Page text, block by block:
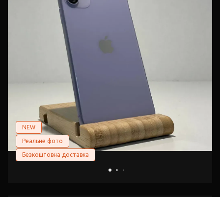
NEW
Реальне фото
Безкоштовна доставка